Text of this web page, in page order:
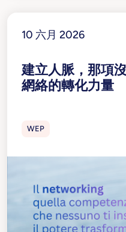
10 六月 2026
建立人脈，那項
網絡的轉化力量
WEP